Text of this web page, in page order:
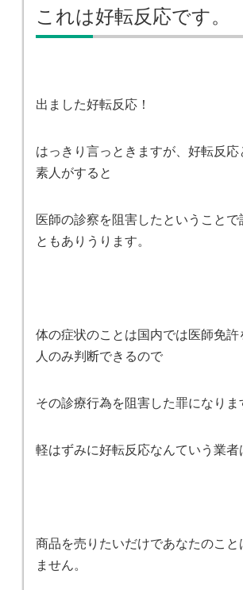
これは好転反応です。
出ました好転反応！
はっきり言っときますが、好転反
素人がすると
医師の診察を阻害したということで
ともありうります。
体の症状のことは国内では医師免許
人のみ判断できるので
その診療行為を阻害した罪になりま
軽はずみに好転反応なんていう業者
商品を売りたいだけであなたのこと
ません。